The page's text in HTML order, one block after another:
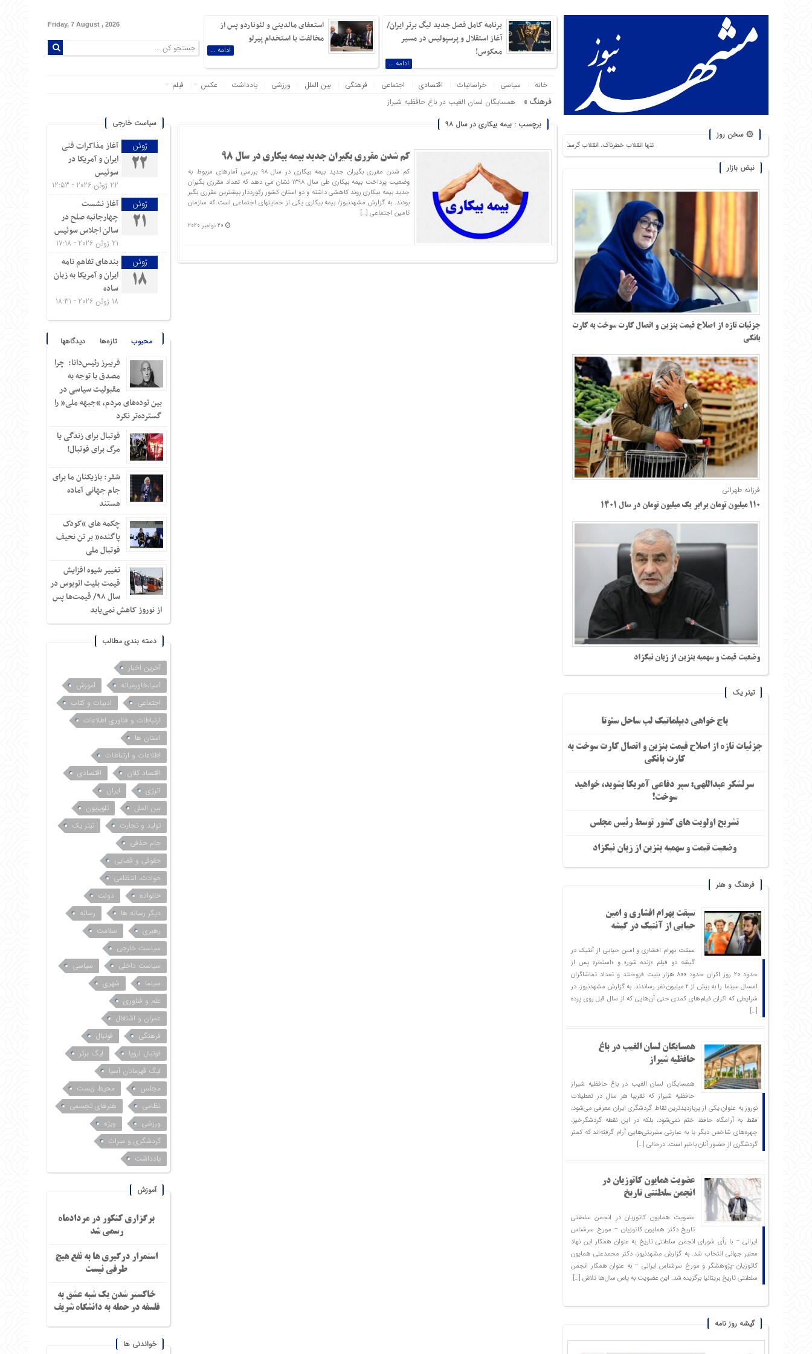
۞ سخن روز
تنها انقلاب خطرناک، انقلاب گرسنگان است. من از شورشهایی که دلیل آن بی‌نانی باشد، بیش از نبرد با یک ارتش دویست‌هزارنفری بیم دارم! ناپلئون بناپارت
نبض بازار
جزئیات تازه از اصلاح قیمت بنزین و اتصال کارت سوخت به کارت
بانکی
فرزانه طهرانی
۱۱۰ میلیون تومان برابر یک میلیون تومان در سال ۱۴۰۱
وضعیت قیمت و سهمیه بنزین از زبان نیکزاد
تیتر یک
باج خواهی دیپلماتیک لب ساحل سئوتا
جزئیات تازه از اصلاح قیمت بنزین و اتصال کارت سوخت به
کارت بانکی
سرلشکر عبداللهی: سپر دفاعی آمریکا بشوید، خواهید
سوخت!
تشریح اولویت های کشور توسط رئیس مجلس
وضعیت قیمت و سهمیه بنزین از زبان نیکزاد
فرهنگ و هنر
سبقت بهرام افشاری و امین
حیایی از آنتیک در گیشه
سبقت بهرام افشاری و امین حیایی از آنتیک در
گیشه دو فیلم «زنده شور» و «استخر» پس از
حدود ۲۰ روز اکران حدود ۸۰۰ هزار بلیت فروختند و تعداد تماشاگران
امسال سینما را به بیش از ۲ میلیون نفر رساندند. به گزارش مشهدنیوز، در
شرایطی که اکران فیلم‌های کمدی حتی آن‌هایی که از سال قبل روی پرده
[…]
همسایگان لسان الغیب در باغ
حافظیه شیراز
همسایگان لسان الغیب در باغ حافظیه شیراز
حافظیه‌ شیراز که تقریبا هر سال در تعطیلات
نوروز به عنوان یکی از پربازدیدترین نقاط گردشگری ایران معرفی می‌شود،
فقط به آرامگاه حافظ ختم نمی‌شود، بلکه در این نقطه گردشگرخیز،
چهره‌های شاخص دیگر یا به عبارتی سلبریتی‌هایی آرام گرفته‌اند که کمتر
گردشگری از حضور آنان باخبر است، درحالی […]
عضویت همایون کاتوزیان در
انجمن سلطنتی تاریخ
عضویت همایون کاتوزیان در انجمن سلطنتی
تاریخ دکتر همایون کاتوزیان – مورخ سرشناس
ایرانی – با رأی شورای انجمن سلطنتی تاریخ به عنوان همکار این نهاد
معتبر جهانی انتخاب شد. به گزارش مشهدنیوز، دکتر محمدعلی همایون
کاتوزیان -پژوهشگر و مورخ سرشناس ایرانی – به عنوان همکار انجمن
سلطنتی تاریخ بریتانیا برگزیده شد. این عضویت به پاس سال‌ها تلاش […]
گیشه روز نامه
برنامه کامل فصل جدید لیگ برتر ایران/
آغاز استقلال و پرسپولیس در مسیر
معکوس!
ادامه ...
استعفای مالدینی و لئوناردو پس از
مخالفت با استخدام پیرلو
ادامه ...
Friday, 7 August , 2026
خانه سیاسی خراسانیات اقتصادی اجتماعی فرهنگی بین الملل ورزشی یادداشت عکس فیلم
فرهنگ »
همسایگان لسان الغیب در باغ حافظیه شیراز
برچسب : بیمه بیکاری در سال ۹۸
کم شدن مقرری بگیران جدید بیمه بیکاری در سال ۹۸
کم شدن مقرری بگیران جدید بیمه بیکاری در سال ۹۸ بررسی آمارهای مربوط به
وضعیت پرداخت بیمه بیکاری طی سال ۱۳۹۸ نشان می دهد که تعداد مقرری بگیران
جدید بیمه بیکاری روند کاهشی داشته و دو استان کشور رکورددار بیشترین مقرری بگیر
بودند. به گزارش مشهدنیوز/ بیمه بیکاری یکی از حمایتهای اجتماعی است که سازمان
تامین اجتماعی […]
20 نوامبر 2020
سیاست خارجی
ژوئن
22
آغاز مذاکرات فنی
ایران و آمریکا در
سوئیس
22 ژوئن 2026 - 12:53
ژوئن
21
آغاز نشست
چهارجانبه صلح در
سالن اجلاس سوئیس
21 ژوئن 2026 - 17:18
ژوئن
18
بندهای تفاهم نامه
ایران و آمریکا به زبان
ساده
18 ژوئن 2026 - 18:31
محبوب تازه‌ها دیدگاهها
فریبرز رئیس‌دانا: چرا
مصدق با توجه به
مقبولیت سیاسی در
بین توده‌های مردم، “جبهه ملی” را
گسترده‌تر نکرد
فوتبال برای زندگی یا
مرگ برای فوتبال!
شفر: بازیکنان ما برای
جام جهانی آماده
هستند
چکمه های “کودک
پاگنده” بر تن نحیف
فوتبال ملی
تغییر شیوه افزایش
قیمت بلیت اتوبوس در
سال ۹۸/ قیمت‌ها پس
از نوروز کاهش نمی‌یابد
دسته بندی مطالب
آخرین اخبار
آسیا،خاورمیانه
آموزش
اجتماعی
ادبیات و کتاب
ارتباطات و فناوری اطلاعات
استان ها
اطلاعات و ارتباطات
اقتصاد کلان
اقتصادی
انرژی
ایران
بین الملل
تلویزیون
تولید و تجارت
تیتر یک
جام حذفی
حقوقی و قضایی
حوادث، انتظامی
خانواده
دولت
دیگر رسانه ها
رسانه
رهبری
سلامت
سیاست خارجی
سیاست داخلی
سیاسی
سینما
شهری
علم و فناوری
عمران و اشتغال
فرهنگی
فوتبال
فوتبال اروپا
لیگ برتر
لیگ قهرمانان آسیا
مجلس
محیط زیست
نظامی
هنرهای تجسمی
ورزشی
ویژه
گردشگری و میراث
یادداشت
آموزش
برگزاری کنکور در مردادماه
رسمی شد
استمرار درگیری ها به نفع هیچ
طرفی نیست
خاکستر شدن یک شبه عشق به
فلسفه در حمله به دانشگاه شریف
خواندنی ها